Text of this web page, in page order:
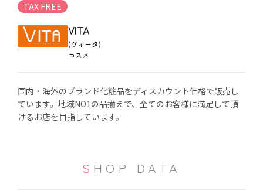
TAX FREE
VITA
(ヴィータ)
コスメ
国内・海外のブランド化粧品をディスカウント価格で販売し
ています。地域NO1の品揃えで、全てのお客様に満足して頂
けるお店を目指しています。
SHOP DATA